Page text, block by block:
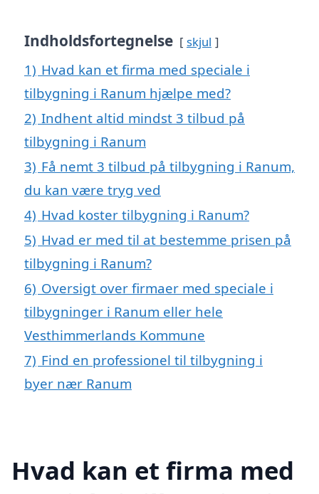
Indholdsfortegnelse skjul
1) Hvad kan et firma med speciale i
tilbygning i Ranum hjælpe med?
2) Indhent altid mindst 3 tilbud på
tilbygning i Ranum
3) Få nemt 3 tilbud på tilbygning i Ranum,
du kan være tryg ved
4) Hvad koster tilbygning i Ranum?
5) Hvad er med til at bestemme prisen på
tilbygning i Ranum?
6) Oversigt over firmaer med speciale i
tilbygninger i Ranum eller hele
Vesthimmerlands Kommune
7) Find en professionel til tilbygning i
byer nær Ranum
Hvad kan et firma med